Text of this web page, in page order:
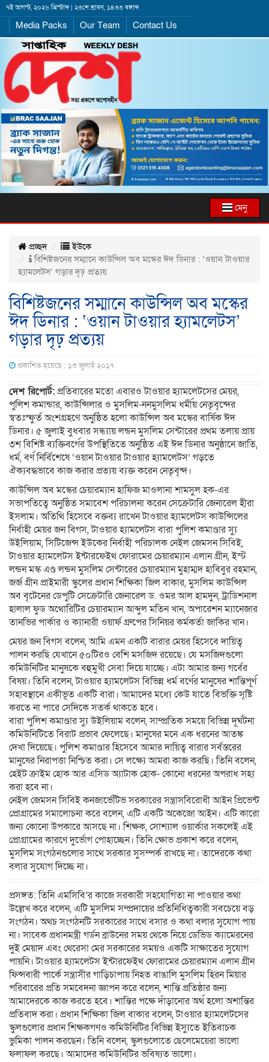
৭ই আগস্ট, ২০২৬ খ্রিস্টাব্দ | ২৩শে শ্রাবণ, ১৪৩৩ বঙ্গাব্দ
Media Packs Our Team Contact Us
মেনু
প্রচ্ছদ
ইউকে
বিশিষ্টজনের সম্মানে কাউন্সিল অব মস্কের ঈদ ডিনার : ‘ওয়ান টাওয়ার
হ্যামলেটস’ গড়ার দৃঢ় প্রত্যয়
বিশিষ্টজনের সম্মানে কাউন্সিল অব মস্কের
ঈদ ডিনার : ‘ওয়ান টাওয়ার হ্যামলেটস’
গড়ার দৃঢ় প্রত্যয়
প্রকাশিত হয়েছে : ১৩ জুলাই ২০১৭
দেশ রিপোর্ট:প্রতিবারের মতো এবারও টাওয়ার হ্যামলেটসের মেয়র,
পুলিশ কমান্ডার, কাউন্সিলার ও মুসলিম-ননমুসলিম ধর্মীয় নেতৃবৃন্দের
স্বতঃস্ফুর্ত অংশগ্রহণে অনুষ্ঠিত হলো কাউন্সিল অব মস্কের বার্ষিক ঈদ
ডিনার। ৫ জুলাই বুধবার সন্ধ্যায় লন্ডন মুসলিম সেন্টারের প্রথম তলায় প্রায়
৩শ বিশিষ্ট ব্যক্তিবর্গের উপস্থিতিতে অনুষ্ঠিত এই ঈদ ডিনার অনুষ্ঠানে জাতি,
ধর্ম, বর্ণ নির্বিশেষে ‘ওয়ান টাওয়ার টাওয়ার হ্যামলেটস’ গড়তে
ঐক্যবদ্ধভাবে কাজ করার প্রত্যয় ব্যক্ত করেন নেতৃবৃন্দ।
কাউন্সিল অব মস্কের চেয়ারম্যান হাফিজ মাওলানা শামসুল হক-এর
সভাপতিত্বে অনুষ্ঠিত সমাবেশ পরিচালনা করেন সেক্রেটারি জেনারেল হীরা
ইসলাম। অতিথি হিসেবে বক্তব্য রাখেন টাওয়ার হ্যামলেটস কাউন্সিলের
নির্বাহী মেয়র জন বিগস, টাওয়ার হ্যামলেটস বারা পুলিশ কমাণ্ডার স্যু
উইলিয়াম, সিটিজেন্স ইউকের নির্বাহী পরিচালক নেইল জেমসন সিবিই,
টাওয়ার হ্যামলেটস ইন্টারফেইথ ফোরামের চেয়ারম্যান এলান গ্রীন, ইস্ট
লন্ডন মস্ক এণ্ড লন্ডন মুসলিম সেন্টারের চেয়ারম্যান মুহাম্মদ হাবিবুর রহমান,
জর্জ গ্রীন প্রাইমারী স্কুলের প্রধান শিক্ষিকা জিল বাকার, মুসলিম কাউন্সিল
অব বৃটেনের ডেপুটি সেক্রেটারি জেনারেল ড. ওমর আল হামদুন, ট্রাডিশনাল
হালাল ফুড অথোরিটির চেয়ারম্যান আব্দুল মতিন খান, অপারেশন ম্যানেজার
তানভির পার্কার ও ক্যানারী ওয়ার্ফ গ্রুপের সিনিয়র কর্মকর্তা জাকির খান।
মেয়র জন বিগস বলেন, আমি এমন একটি বারার মেয়র হিসেবে দায়িত্ব
পালন করছি যেখানে ৫০টিরও বেশি মসজিদ রয়েছে। যে মসজিদগুলো
কমিউনিটির মানুষকে বহুমুখী সেবা দিয়ে যাচ্ছে। এটা আমার জন্য গর্বের
বিষয়। তিনি বলেন, টাওয়ার হ্যামলেটস বিভিন্ন ধর্ম বর্ণের মানুষের শান্তিপূর্ণ
সহাবস্থানে একীভূত একটি বারা। আমাদের মধ্যে কেউ যাতে বিভক্তি সৃষ্টি
করতে না পারে সেদিকে সতর্ক থাকতে হবে।
বারা পুলিশ কমাণ্ডার স্যু উইলিয়াম বলেন, সাম্প্রতিক সময়ে বিভিন্ন দূর্ঘটনা
কমিউনিটিতে বিরাট প্রভাব ফেলেছে। মানুষের মনে এক ধরনের আতঙ্ক
দেখা দিয়েছে। পুলিশ কমাণ্ডার হিসেবে আমার দায়িত্ব বারার সর্বস্তরের
মানুষের নিরাপত্তা নিশ্চিত করা। সে লক্ষ্যে আমরা কাজ করছি। তিনি বলেন,
হেইট ক্রাইম হোক আর এসিড অ্যাটাক হোক- কোনো ধরনের অপরাধ সহ্য
করা হবে না।
নেইল জেমসন সিবিই কনজার্ভেটিভ সরকারের সন্ত্রাসবিরোধী আইন প্রিভেন্ট
প্রোগ্রামের সমালোচনা করে বলেন, এটি একটি অকেজো আইন। এটি কারো
জন্য কোনো উপকারে আসছে না। শিক্ষক, সোশ্যাল ওয়ার্কার সকলেই এই
প্রোগ্রামের কারণে দুর্ভোগ পোহাচ্ছেন। তিনি ক্ষোভ প্রকাশ করে বলেন,
মুসলিম সংগঠনগুলোর সাথে সরকার সুসম্পর্ক রাখছে না। তাদেরকে কথা
বলার সুযোগ দিচ্ছে না।
প্রসঙ্গত: তিনি এমসিবি’র কাজে সরকারী সহযোগিতা না পাওয়ার কথা
উল্লেখ করে বলেন, এটি মুসলিম সম্প্রদায়ের প্রতিনিধিত্বকারী সবচেয়ে বড়
সংগঠন। অথচ সংগঠনটি সরকারের সাথে বসার ও কথা বলার সুযোগ পায়
না। সাবেক প্রধানমন্ত্রী গর্ডন ব্রাউনের সময় থেকে নিয়ে ডেভিড ক্যামেরনের
দুই মেয়াদ এবং থেরেসা মের সরকারের সময়ও একটি সাক্ষাতের সুযোগ
পায়নি। টাওয়ার হ্যামলেটস ইন্টারফেইথ ফোরামের চেয়ারম্যান এলান গ্রীন
ফিন্সবারী পার্কে সন্ত্রাসীর গাড়িচাপায় নিহত বাঙালি মুসলিম হিরন মিয়ার
পরিবারের প্রতি সমবেদনা জ্ঞাপন করে বলেন, শান্তি প্রতিষ্ঠার জন্য
আমাদেরকে কাজ করতে হবে। শান্তির পক্ষে দাঁড়ানোর অর্থ হলো অশান্তির
প্রতিবাদ করা। প্রধান শিক্ষিকা জিল বাকার বলেন, টাওয়ার হ্যামলেটসের
স্কুলগুলোর প্রধান শিক্ষকগণও কমিউনিটির বিভিন্ন ইস্যুতে ইতিবাচক
ভুমিকা পালন করছেন। তিনি বলেন, স্কুলগুলোতে ছেলেমেয়েরা ভালো
ফলাফল করছে। আমাদের কমিউনিটির ভবিষ্যত ভালো।